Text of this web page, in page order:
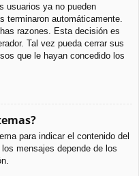
usuarios ya no pueden
terminaron automáticamente.
razones. Esta decisión es
Tal vez pueda cerrar sus
que le hayan concedido los
para indicar el contenido del
mensajes depende de los